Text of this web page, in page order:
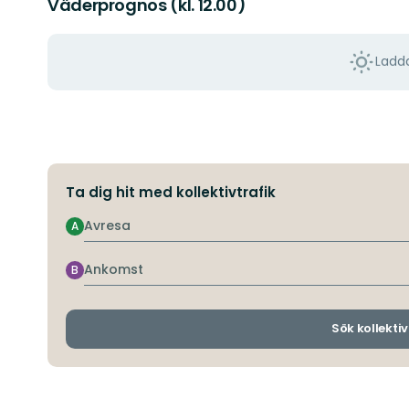
Väderprognos (kl. 12.00)
Ta dig hit med kollektivtrafik
Avresa
A
Ankomst
B
Sök